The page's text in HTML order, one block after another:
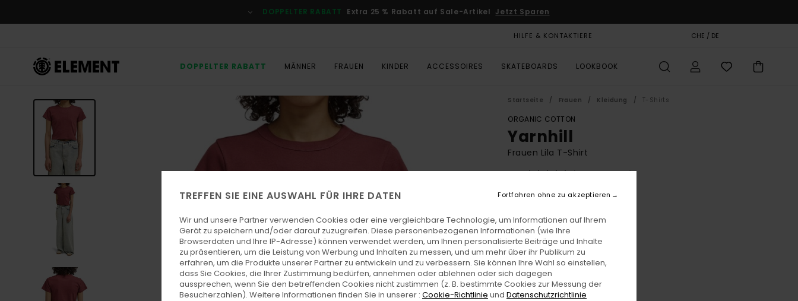
Produktinformation
DOPPELTER RABATT Extra 25 % Rabatt auf Sale-Artikel Jetzt Sparen
HILFE & KONTAKTIERE CHE / DE
DOPPELTER RABATT MÄNNER FRAUEN KINDER ACCESSOIRES SKATEBOARDS LOOKBOOK
Startseite Frauen Kleidung T-Shirts
ORGANIC COTTON
Yarnhill
Frauen Lila T-Shirt
5.0
ECO-BONUS
CHF 13,12
SALE
DOPPELTER RABATT EXTRA 25 %
Farbe Nocturne
TREFFEN SIE EINE AUSWAHL FÜR IHRE DATEN
Wir und unsere Partner verwenden Cookies oder eine vergleichbare Technologie, um Informationen auf Ihrem
Gerät zu speichern und/oder darauf zuzugreifen. Diese personenbezogenen Informationen (wie Ihre
Browserdaten und Ihre IP-Adresse) können verwendet werden, um Ihnen personalisierte Beiträge und Inhalte
zu präsentieren, um die Leistung von Werbung und Inhalten zu messen, und um mehr über ihr Publikum zu
erfahren, um die Produkte unserer Partner zu entwickeln und zu verbessern. Sie können Ihre Wahl so einstellen,
dass Sie Cookies, die Ihrer Zustimmung bedürfen, annehmen oder ablehnen oder sich dagegen
aussprechen, wenn Sie den betreffenden Cookies nicht zustimmen (z. B. bestimmte Cookies zur Messung der
Besucherzahlen). Weitere Informationen finden Sie in unserer : Cookie-Richtlinie und Datenschutzrichtlinie
Fortfahren ohne zu akzeptieren